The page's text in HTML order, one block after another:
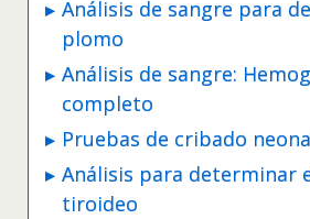
Análisis de sangre para
plomo
Análisis de sangre:
completo
Pruebas de cribado
Análisis para determinar
tiroideo